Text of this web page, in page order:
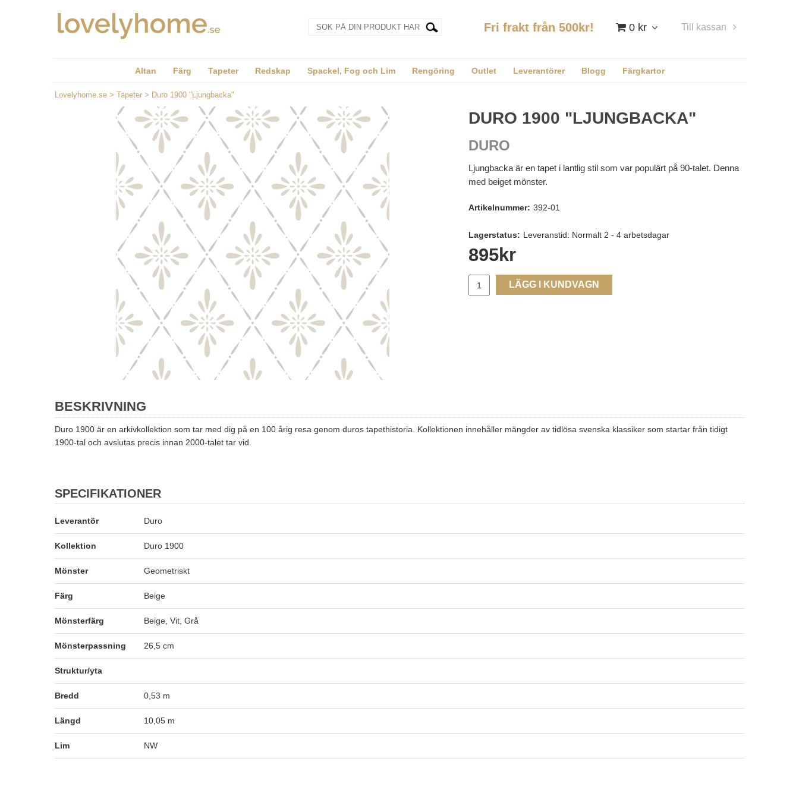
0 kr Till kassan
Fri frakt från 500kr!
Altan Färg Tapeter Redskap Spackel, Fog och Lim Rengöring Outlet Leverantörer Blogg Färgkartor
Lovelyhome.se > Tapeter > Duro 1900 "Ljungbacka"
DURO 1900 "LJUNGBACKA"
DURO
Ljungbacka är en tapet i lantlig stil som var populärt på 90-talet. Denna
med beiget mönster.
Artikelnummer: 392-01
Lagerstatus: Leveranstid: Normalt 2 - 4 arbetsdagar
895kr
LÄGG I KUNDVAGN
BESKRIVNING
Duro 1900 är en arkivkollektion som tar med dig på en 100 årig resa genom duros tapethistoria. Kollektionen innehåller mängder av tidlösa svenska klassiker som startar från tidigt
1900-tal och avslutas precis innan 2000-talet tar vid.
SPECIFIKATIONER
Leverantör Duro
Kollektion Duro 1900
Mönster Geometriskt
Färg Beige
Mönsterfärg Beige, Vit, Grå
Mönsterpassning 26,5 cm
Struktur/yta
Bredd 0,53 m
Längd 10,05 m
Lim NW